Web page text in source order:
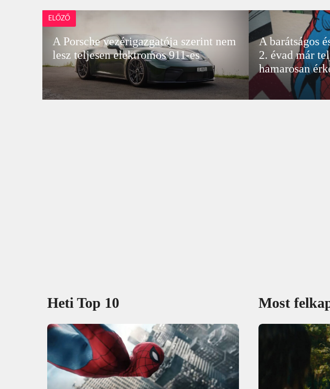
ELŐZŐ
A Porsche vezérigazgatója szerint nem
lesz teljesen elektromos 911-es
A barátságos
2. évad már
hamarosan
Heti Top 10 Most